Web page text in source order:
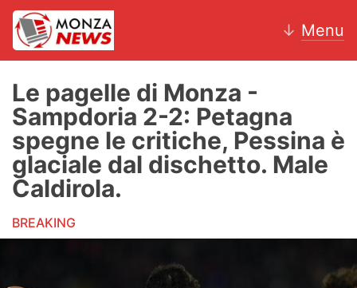
↓ Menu
News
AC Monza
Calcio
Motori
Le pagelle di Monza -
Sampdoria 2-2: Petagna
spegne le critiche, Pessina è
glaciale dal dischetto. Male
Caldirola.
BREAKING